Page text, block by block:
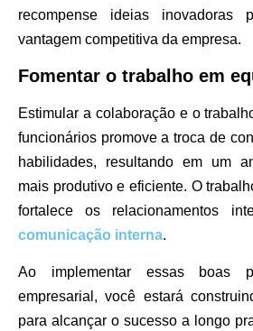
recompense ideias inovadoras
vantagem competitiva da empresa.
Fomentar o trabalho em
Estimular a colaboração e o
funcionários promove a troca de
habilidades, resultando em um
mais produtivo e eficiente. O
fortalece os relacionamentos
comunicação interna.
Ao implementar essas boas
empresarial, você estará
para alcançar o sucesso a longo